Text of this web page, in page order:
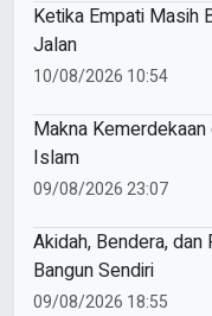
Ketika Empati Masih
Jalan
10/08/2026 10:54
Makna
Islam
09/08/2026 23:07
Akidah, Bendera, dan
Bangun Sendiri
09/08/2026 18:55